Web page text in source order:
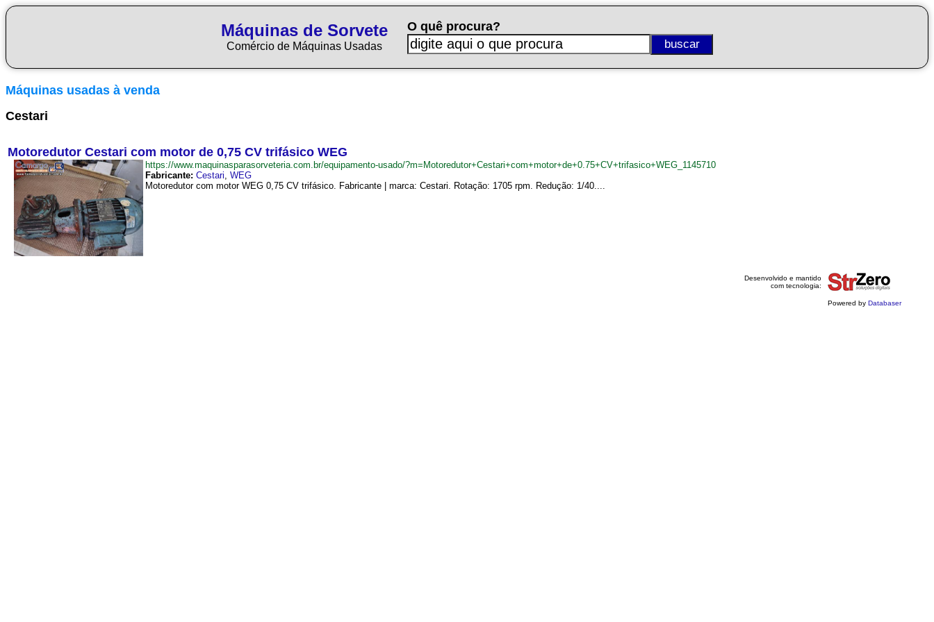
Máquinas de Sorvete
Comércio de Máquinas Usadas
O quê procura?
Máquinas usadas à venda
Cestari
Motoredutor Cestari com motor de 0,75 CV trifásico WEG
https://www.maquinasparasorveteria.com.br/equipamento-usado/?m=Motoredutor+Cestari+com+motor+de+0.75+CV+trifasico+WEG_1145710
Fabricante: Cestari, WEG
Motoredutor com motor WEG 0,75 CV trifásico. Fabricante | marca: Cestari. Rotação: 1705 rpm. Redução: 1/40....
Desenvolvido e mantido
com tecnologia:
Powered by Databaser